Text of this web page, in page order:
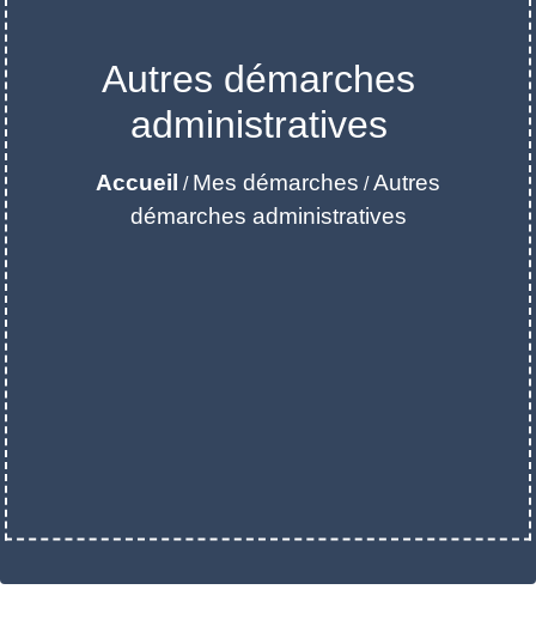
Autres démarches
administratives
Accueil / Mes démarches /Autres
démarches administratives